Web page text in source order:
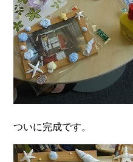
ついに完成です。